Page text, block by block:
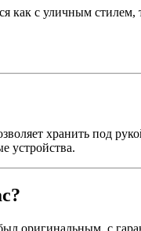
как с уличным
хранить под
устройства.
оригинальным, с